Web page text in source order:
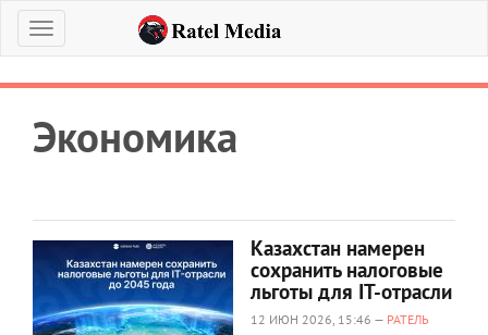
Меню
Экономика
Казахстан намерен
сохранить налоговые
льготы для IT-отрасли
12 ИЮН 2026, 15:46 — РАТЕЛЬ